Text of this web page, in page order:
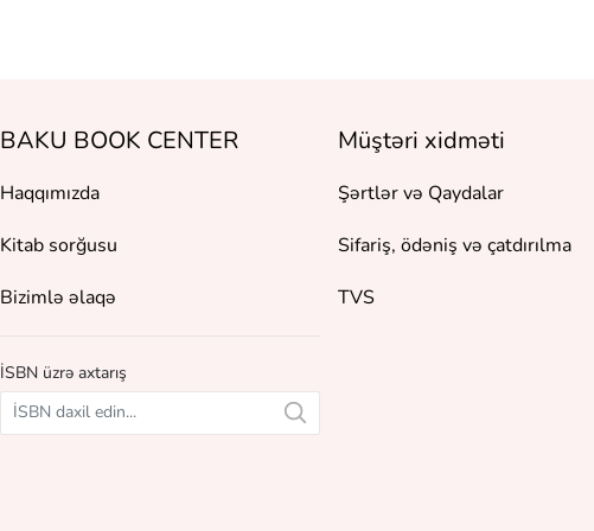
BAKU BOOK CENTER
Haqqımızda
Kitab sorğusu
Bizimlə əlaqə
İSBN üzrə axtarış
Müştəri xidməti
Şərtlər və Qaydalar
Sifariş, ödəniş və çatdırılma
TVS